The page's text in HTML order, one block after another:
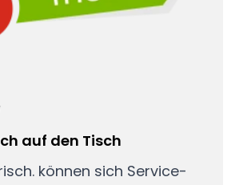
auf den Tisch
können sich Service-